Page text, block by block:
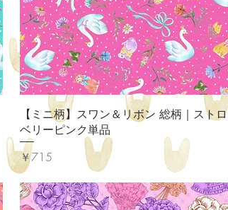
クイックビュー
【ミニ柄】スワン＆リボン 総柄｜ストロ
ベリーピンク単品
価格
￥715